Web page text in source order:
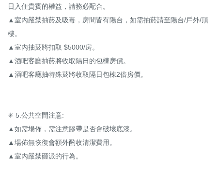
日入住貴賓的權益，請務必配合。
▲室內嚴禁抽菸及吸毒，房間皆有陽台，如需抽菸請至陽台/戶外/頂
樓。
▲室內抽菸將扣取 $5000/房。
▲酒吧客廳抽菸將收取隔日的包棟房價。
▲酒吧客廳抽特殊菸將收取隔日包棟2倍房價。
✳ 5.公共空間注意:
▲如需場佈，需注意膠帶是否會破壞底漆。
▲場佈無恢復會額外酌收清潔費用。
▲室內嚴禁砸派的行為。